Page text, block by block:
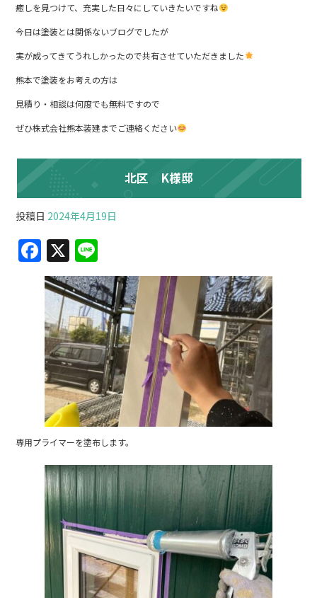
癒しを見つけて、充実した日々にしていきたいですね
今日は塗装とは関係ないブログでしたが
実が成ってきてうれしかったので共有させていただきました
熊本で塗装をお考えの方は
見積り・相談は何度でも無料ですので
ぜひ株式会社熊本装建までご連絡ください
北区 K様邸
投稿日 2024年4月19日
F
a
c
e
b
o
o
k
X
n
e
専用プライマーを塗布します。